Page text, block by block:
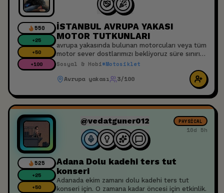
550
+25
+50
+100
İSTANBUL AVRUPA YAKASI
MOTOR TUTKUNLARI
avrupa yakasında bulunan motorcuları veya tüm
motor sever dostlarımızı bekliyoruz süre sınırı
yok buluşup gazlayalım
Sosyal & Hobi#Motosiklet
Avrupa yakası 3/100
525
+25
+50
@vedatguner012 PHYSICAL
10d 5h
Adana Dolu kadehi ters tut
konseri
Adanada ekim zamanı dolu kadehi ters tut
konseri için. O zamana kadar öncesi için etkinlik.